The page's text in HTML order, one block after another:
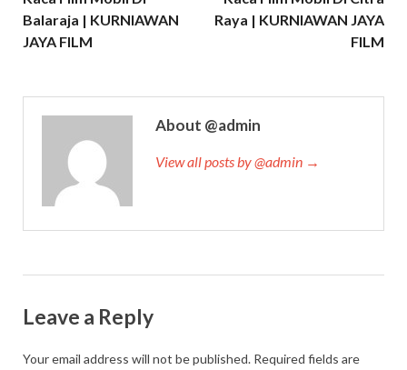
Balaraja | KURNIAWAN
JAYA FILM
Raya | KURNIAWAN JAYA
FILM
About @admin
View all posts by @admin →
Leave a Reply
Your email address will not be published. Required fields are